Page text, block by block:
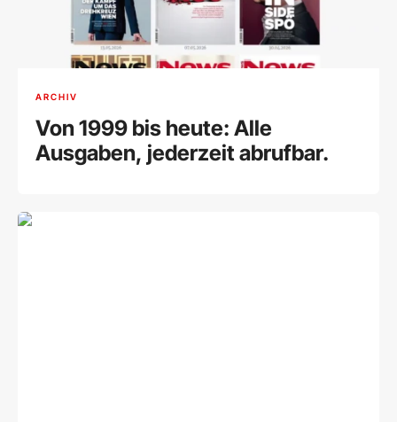
ARCHIV
Von 1999 bis heute: Alle
Ausgaben, jederzeit abrufbar.